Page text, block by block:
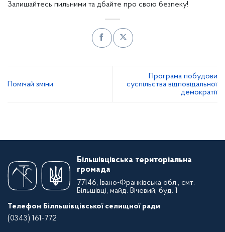
Залишайтесь пильними та дбайте про свою безпеку!
Помічай зміни
Програма побудови
суспільства відповідальної
демократії
Більшівцівська територіальна
громада
77146, Івано-Франківська обл., смт.
Більшівці, майд. Вічевий, буд. 1
Телефон Білльшівцівської селищної ради
(0343) 161-772